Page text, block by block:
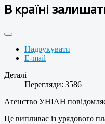
В країні
Надрукувати
E-mail
Деталі
Перегляди: 3586
Агенство УНІАН
Це випливає із урядового